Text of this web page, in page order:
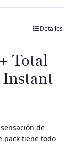
Detalles
Total
de
pack tiene todo